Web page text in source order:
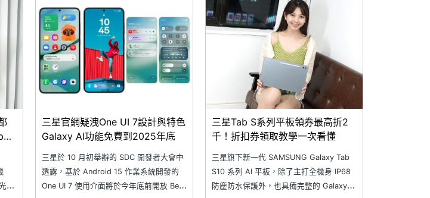
寫筆與
供驚喜福利，Galaxy 全系列手
塗
三星官網疑洩One UI 7設計與特色
Galaxy AI功能免費到2025年底
三星於 10 月初舉辦的 SDC 開發者大會中
透露，基於 Android 15 作業系統開發的
One UI 7 使用介面將於今年底前開放 Beta
三星Tab S系列平板領券最高折2
千！折扣券領取教學一次看懂
三星旗下新一代 SAMSUNG Galaxy Tab
S10 系列 AI 平板，除了主打全機身 IP68
防塵防水保護外，也具備完整的 Galaxy AI